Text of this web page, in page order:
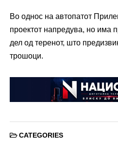
Во однос на автопатот
проектот напредува, но има
дел од теренот, што
трошоци.
CATEGORIES